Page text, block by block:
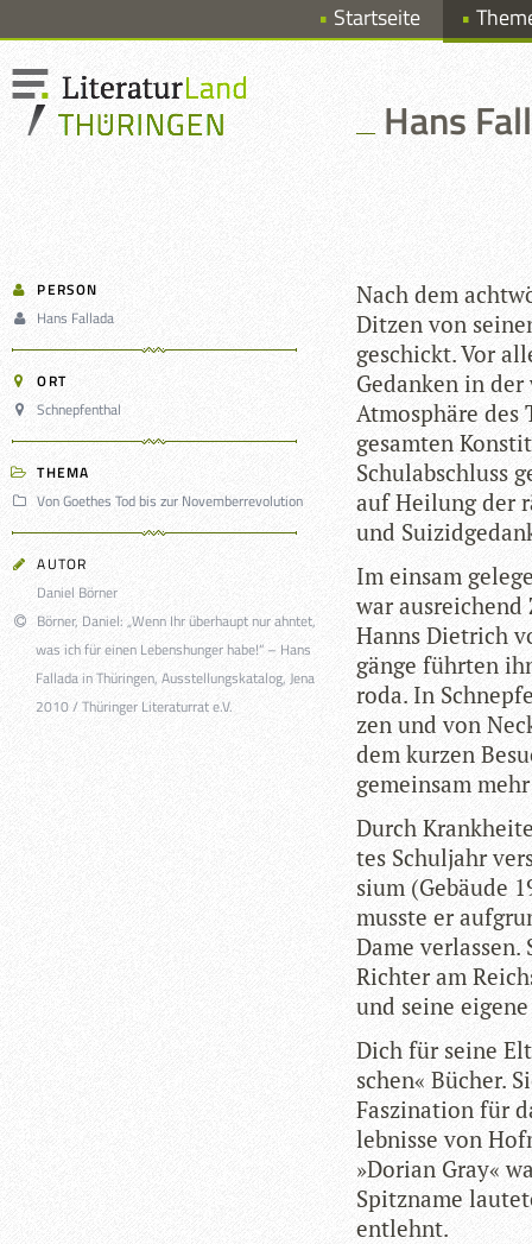
Startseite
Hans
PERSON
Hans Fallada
ORT
Schnepfenthal
THEMA
Von Goethes Tod bis zur Novemberrevolution
AUTOR
Daniel Börner
Börner, Daniel: „Wenn Ihr überhaupt nur ahntet,
was ich für einen Lebenshunger habe!“ – Hans
Fallada in Thüringen, Ausstellungskatalog, Jena
2010 / Thüringer Literaturrat e.V.
Nach dem
Dit­zen von
geschickt. Vor
Gedan­ken in
Atmo­sphäre des
gesam­ten
Schul­ab­schluss
auf Hei­lung der
und
Im ein­sam
war
Hanns Diet­rich
gänge führ­ten
roda. In
zen und von
dem kur­zen
gemein­sam
Durch
tes Schul­jahr
sium (Gebäude
musste er
Dame
Rich­ter am
und seine
Dich für seine
schen« Bücher.
Fas­zi­na­tion für
leb­nisse von
»Dorian Gray«
Spitz­name
entlehnt.